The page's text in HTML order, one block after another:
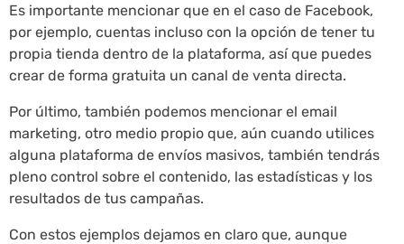
Es importante mencionar que en el caso de Facebook,
por ejemplo, cuentas incluso con la opción de tener tu
propia tienda dentro de la plataforma, así que puedes
crear de forma gratuita un canal de venta directa.
Por último, también podemos mencionar el email
marketing, otro medio propio que, aún cuando utilices
alguna plataforma de envíos masivos, también tendrás
pleno control sobre el contenido, las estadísticas y los
resultados de tus campañas.
Con estos ejemplos dejamos en claro que, aunque